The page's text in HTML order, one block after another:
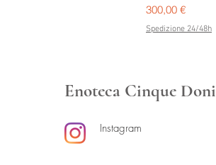
Prezzo
300,00 €
Spedizione 24/48h
Enoteca Cinque Doni
Instagram